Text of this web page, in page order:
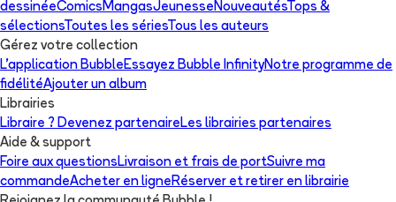
dessinéeComicsMangasJeunesseNouveautésTops &
sélectionsToutes les sériesTous les auteurs
Gérez votre collection
L'application BubbleEssayez Bubble InfinityNotre programme de
fidélitéAjouter un album
Librairies
Libraire ? Devenez partenaireLes librairies partenaires
Aide & support
Foire aux questionsLivraison et frais de portSuivre ma
commandeAcheter en ligneRéserver et retirer en librairie